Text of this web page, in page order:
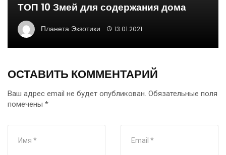
ТОП 10 Змей для содержания дома
Планета Экзотики 13.01.2021
ОСТАВИТЬ КОММЕНТАРИЙ
Ваш адрес email не будет опубликован. Обязательные поля
помечены *